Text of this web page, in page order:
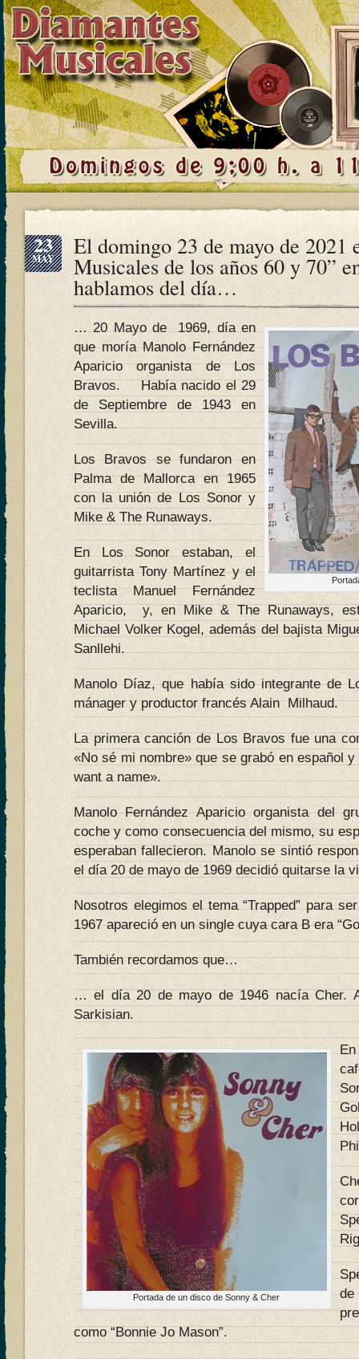
23
MAY El domingo 23 de mayo de 2021
Musicales de los años 60 y 70”
hablamos del día…
… 20 Mayo de 1969, día en
que moría Manolo Fernández
Aparicio organista de Los
Bravos. Había nacido el 29
de Septiembre de 1943 en
Sevilla.
Los Bravos se fundaron en
Palma de Mallorca en 1965
con la unión de Los Sonor y
Mike & The Runaways.
En Los Sonor estaban, el
guitarrista Tony Martínez y el
teclista Manuel Fernández
Aparicio, y, en Mike & The Runaways,
Michael Volker Kogel, además del bajista
Sanllehi.
Manolo Díaz, que había sido integrante de
mánager y productor francés Alain Milhaud.
La primera canción de Los Bravos fue una
«No sé mi nombre» que se grabó en español
want a name».
Manolo Fernández Aparicio organista del
coche y como consecuencia del mismo, su
esperaban fallecieron. Manolo se sintió
el día 20 de mayo de 1969 decidió quitarse la
Nosotros elegimos el tema “Trapped” para
1967 apareció en un single cuya cara B era
También recordamos que…
… el día 20 de mayo de 1946 nacía Cher.
Sarkisian.
Portada de un disco de Sonny & Cher
como “Bonnie Jo Mason”.